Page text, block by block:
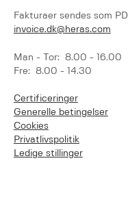
Fakturaer sendes som
invoice.dk@heras.com
Man - Tor: 8.00 - 16.00
Fre: 8.00 - 14.30
Certificeringer
Generelle betingelser
Cookies
Privatlivspolitik
Ledige stillinger